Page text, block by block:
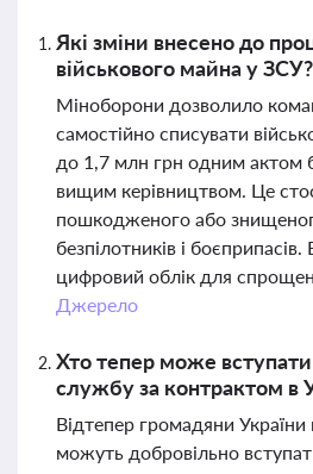
Які зміни внесено до
військового майна у ЗСУ?
Міноборони дозволило
самостійно списувати
до 1,7 млн грн одним актом
вищим керівництвом. Це
пошкодженого або
безпілотників і
цифровий облік для
Джерело
Хто тепер може вступати
службу за контрактом в
Відтепер громадяни України
можуть добровільно